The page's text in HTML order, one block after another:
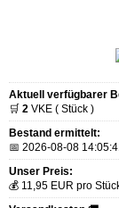
Aktuell verfügbarer
🛒 2 VKE ( Stück )
Bestand ermittelt:
📅 2026-08-08
Unser Preis:
💰 11,95 EUR pro